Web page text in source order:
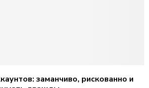
заманчиво, рискованно и